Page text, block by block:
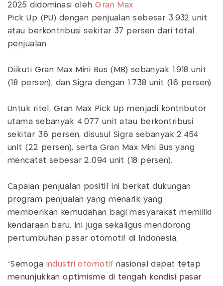
2025 didominasi olehGran Max
Pick Up (PU) dengan penjualan sebesar 3.932 unit
atau berkontribusi sekitar 37 persen dari total
penjualan.
Diikuti Gran Max Mini Bus (MB) sebanyak 1.918 unit
(18 persen), dan Sigra dengan 1.738 unit (16 persen).
Untuk ritel, Gran Max Pick Up menjadi kontributor
utama sebanyak 4.077 unit atau berkontribusi
sekitar 36 persen, disusul Sigra sebanyak 2.454
unit (22 persen), serta Gran Max Mini Bus yang
mencatat sebesar 2.094 unit (18 persen).
Capaian penjualan positif ini berkat dukungan
program penjualan yang menarik yang
memberikan kemudahan bagi masyarakat memiliki
kendaraan baru. Ini juga sekaligus mendorong
pertumbuhan pasar otomotif di Indonesia.
"Semoga industri otomotif nasional dapat tetap
menunjukkan optimisme di tengah kondisi pasar